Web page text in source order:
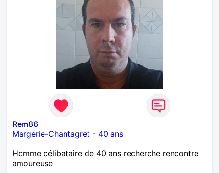
Rem86
Margerie-Chantagret - 40 ans
Homme célibataire de 40 ans recherche rencontre
amoureuse